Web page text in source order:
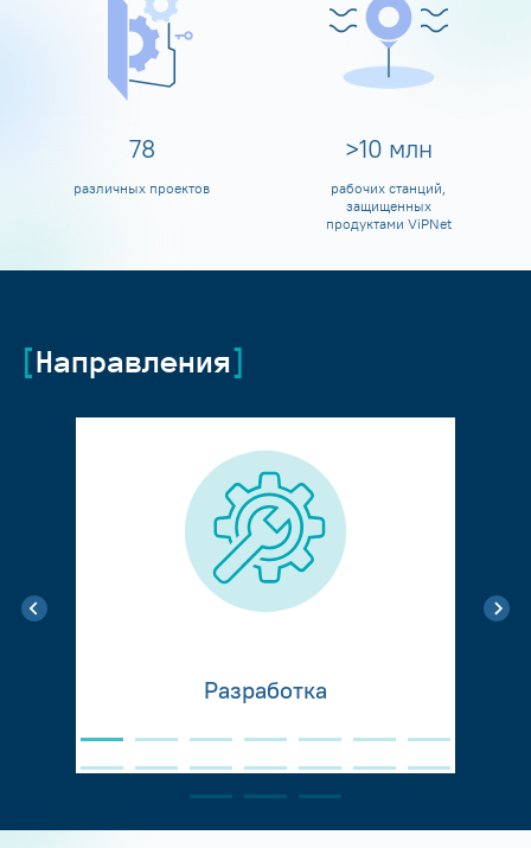
80
различных проектов
>10 млн
рабочих станций,
защищенных
продуктами ViPNet
Направления
Разработка